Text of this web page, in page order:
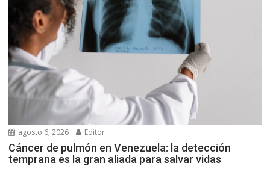
agosto 6, 2026 Editor
Cáncer de pulmón en Venezuela: la detección
temprana es la gran aliada para salvar vidas